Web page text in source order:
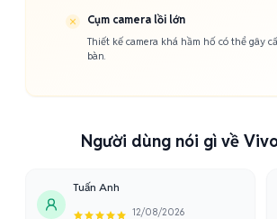
Cụm camera lồi lớn
Thiết kế camera khá hầm hố có thể gây
bàn.
Người dùng nói gì về
Tuấn Anh
12/08/2026